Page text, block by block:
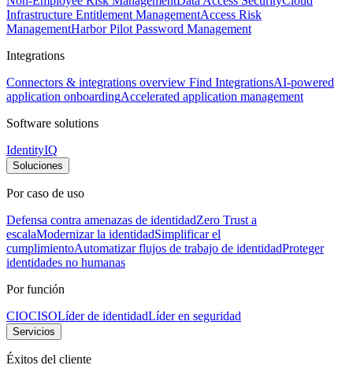
Infrastructure Entitlement ManagementAccess Risk
ManagementHarbor Pilot Password Management
Integrations
Connectors & integrations overview Find IntegrationsAI-powered
application onboardingAccelerated application management
Software solutions
IdentityIQ
Soluciones
Por caso de uso
Defensa contra amenazas de identidadZero Trust a
escalaModernizar la identidadSimplificar el
cumplimientoAutomatizar flujos de trabajo de identidadProteger
identidades no humanas
Por función
CIOCISOLíder de identidadLíder en seguridad
Servicios
Éxitos del cliente